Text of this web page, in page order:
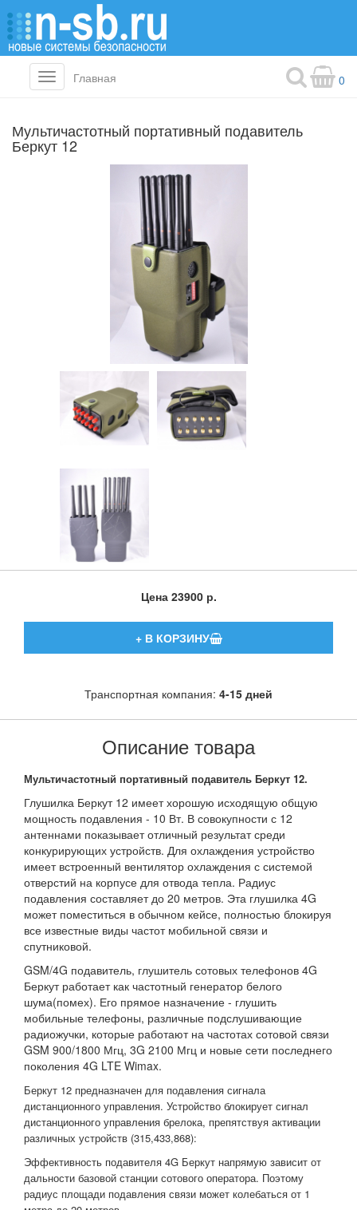
Toggle
navigation
Главная 0
Мультичастотный портативный подавитель
Беркут 12
Цена 23900 р.
Транспортная компания: 4-15 дней
Описание товара
Мультичастотный портативный подавитель Беркут 12.
Глушилка Беркут 12 имеет хорошую исходящую общую
мощность подавления - 10 Вт. В совокупности с 12
антеннами показывает отличный результат среди
конкурирующих устройств. Для охлаждения устройство
имеет встроенный вентилятор охлаждения с системой
отверстий на корпусе для отвода тепла. Радиус
подавления составляет до 20 метров. Эта глушилка 4G
может поместиться в обычном кейсе, полностью блокируя
все известные виды частот мобильной связи и
спутниковой.
GSM/4G подавитель, глушитель сотовых телефонов 4G
Беркут работает как частотный генератор белого
шума(помех). Его прямое назначение - глушить
мобильные телефоны, различные подслушивающие
радиожучки, которые работают на частотах сотовой связи
GSM 900/1800 Мгц, 3G 2100 Мгц и новые сети последнего
поколения 4G LTE Wimax.
Беркут 12 предназначен для подавления сигнала
дистанционного управления. Устройство блокирует сигнал
дистанционного управления брелока, препятствуя активации
различных устройств (315,433,868):
Эффективность подавителя 4G Беркут напрямую зависит от
дальности базовой станции сотового оператора. Поэтому
радиус площади подавления связи может колебаться от 1